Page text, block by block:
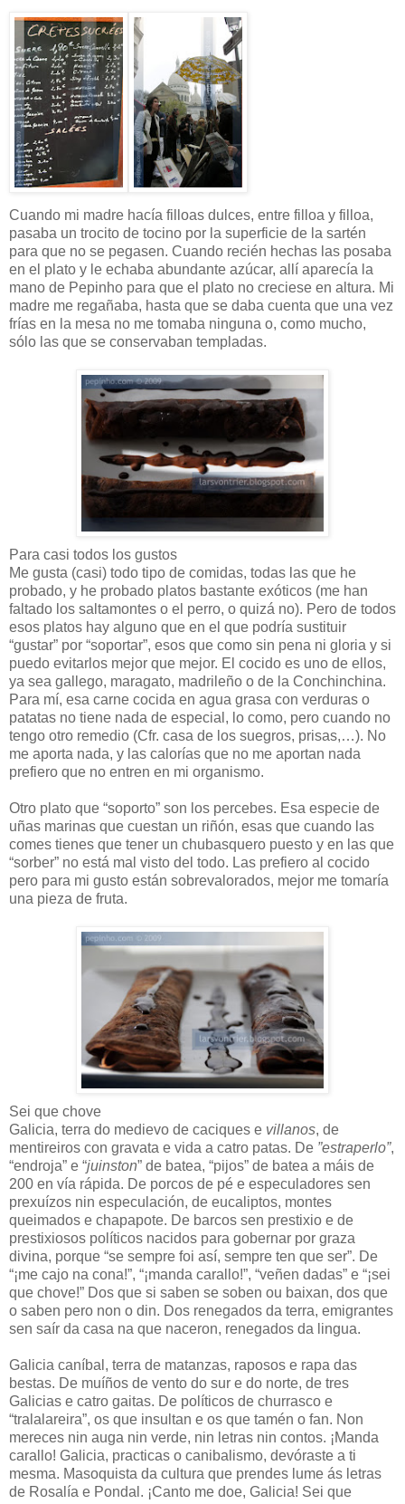
Cuando mi madre hacía filloas dulces, entre filloa y filloa,
pasaba un trocito de tocino por la superficie de la sartén
para que no se pegasen. Cuando recién hechas las posaba
en el plato y le echaba abundante azúcar, allí aparecía la
mano de Pepinho para que el plato no creciese en altura. Mi
madre me regañaba, hasta que se daba cuenta que una vez
frías en la mesa no me tomaba ninguna o, como mucho,
sólo las que se conservaban templadas.
Para casi todos los gustos
Me gusta (casi) todo tipo de comidas, todas las que he
probado, y he probado platos bastante exóticos (me han
faltado los saltamontes o el perro, o quizá no). Pero de todos
esos platos hay alguno que en el que podría sustituir
“gustar” por “soportar”, esos que como sin pena ni gloria y si
puedo evitarlos mejor que mejor. El cocido es uno de ellos,
ya sea gallego, maragato, madrileño o de la Conchinchina.
Para mí, esa carne cocida en agua grasa con verduras o
patatas no tiene nada de especial, lo como, pero cuando no
tengo otro remedio (Cfr. casa de los suegros, prisas,…). No
me aporta nada, y las calorías que no me aportan nada
prefiero que no entren en mi organismo.
Otro plato que “soporto” son los percebes. Esa especie de
uñas marinas que cuestan un riñón, esas que cuando las
comes tienes que tener un chubasquero puesto y en las que
“sorber” no está mal visto del todo. Las prefiero al cocido
pero para mi gusto están sobrevalorados, mejor me tomaría
una pieza de fruta.
Sei que chove
Galicia, terra do medievo de caciques e villanos, de
mentireiros con gravata e vida a catro patas. De ”estraperlo”,
“endroja” e “juinston” de batea, “pijos” de batea a máis de
200 en vía rápida. De porcos de pé e especuladores sen
prexuízos nin especulación, de eucaliptos, montes
queimados e chapapote. De barcos sen prestixio e de
prestixiosos políticos nacidos para gobernar por graza
divina, porque “se sempre foi así, sempre ten que ser”. De
“¡me cajo na cona!”, “¡manda carallo!”, “veñen dadas” e “¡sei
que chove!” Dos que si saben se soben ou baixan, dos que
o saben pero non o din. Dos renegados da terra, emigrantes
sen saír da casa na que naceron, renegados da lingua.
Galicia caníbal, terra de matanzas, raposos e rapa das
bestas. De muíños de vento do sur e do norte, de tres
Galicias e catro gaitas. De políticos de churrasco e
“tralalareira”, os que insultan e os que tamén o fan. Non
mereces nin auga nin verde, nin letras nin contos. ¡Manda
carallo! Galicia, practicas o canibalismo, devóraste a ti
mesma. Masoquista da cultura que prendes lume ás letras
de Rosalía e Pondal. ¡Canto me doe, Galicia! Sei que